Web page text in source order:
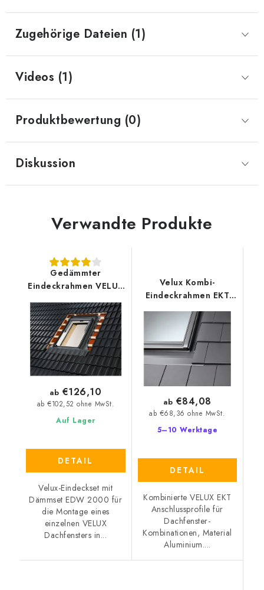
Zugehörige Dateien (1)
Videos (1)
Produktbewertung (0)
Diskussion
Verwandte Produkte
Gedämmter
Eindeckrahmen VELUX
EDW 2000
Auf Lager
ab €102,52 ohne MwSt.
ab €126,10
DETAIL
Velux-Eindeckset mit
Dämmset EDW 2000 für
die Montage eines
einzelnen VELUX
Dachfensters in...
Velux Kombi-
Eindeckrahmen EKT
0001
5–10 Werktage
ab €68,36 ohne MwSt.
ab €84,08
DETAIL
Kombinierte VELUX EKT
Anschlussprofile für
Dachfenster-
Kombinationen, Material
Aluminium....